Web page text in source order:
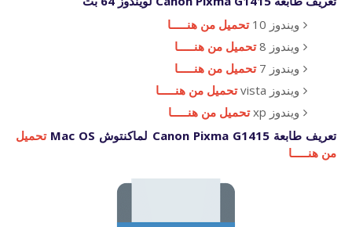
ويندوز 10
تحميل من هنـــــا
ويندوز 8
تحميل من هنـــــا
ويندوز 7
تحميل من هنـــــا
ويندوز vista
تحميل من هنـــــا
ويندوز xp
تحميل من هنـــــا
تعريف طابعة Canon Pixma G1415 لماكنتوش Mac OS
تحميل
من هنـــــا